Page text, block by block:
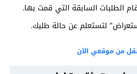
الطلبات السابقة التي قمت بها.
لتستعلم عن حالة طلبك.
من موقعي الآن